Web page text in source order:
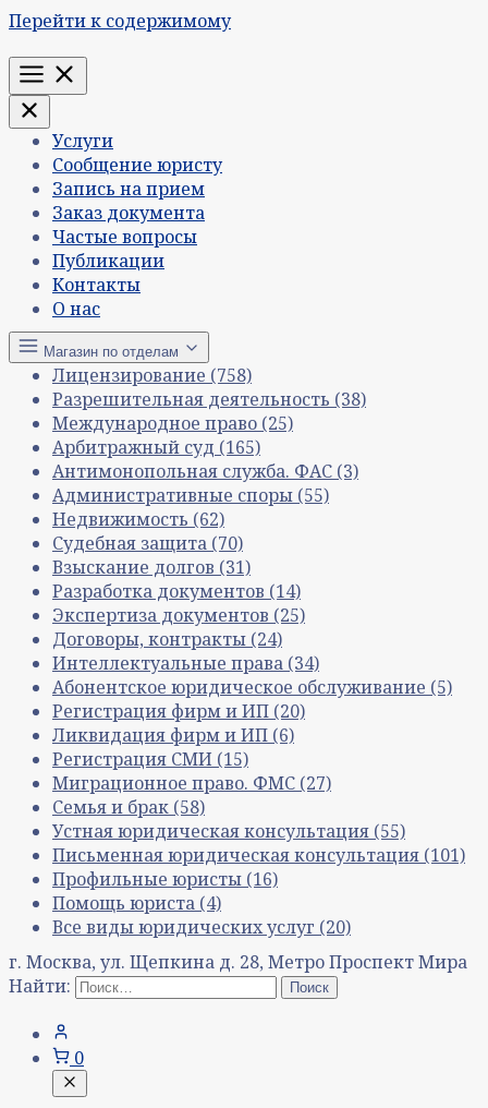
Перейти к содержимому
Меню
Услуги
Сообщение юристу
Запись на прием
Заказ документа
Частые вопросы
Публикации
Контакты
О нас
Магазин по отделам
Лицензирование (758)
Разрешительная деятельность (38)
Международное право (25)
Арбитражный суд (165)
Антимонопольная служба. ФАС (3)
Административные споры (55)
Недвижимость (62)
Судебная защита (70)
Взыскание долгов (31)
Разработка документов (14)
Экспертиза документов (25)
Договоры, контракты (24)
Интеллектуальные права (34)
Абонентское юридическое обслуживание (5)
Регистрация фирм и ИП (20)
Ликвидация фирм и ИП (6)
Регистрация СМИ (15)
Миграционное право. ФМС (27)
Семья и брак (58)
Устная юридическая консультация (55)
Письменная юридическая консультация (101)
Профильные юристы (16)
Помощь юриста (4)
Все виды юридических услуг (20)
г. Москва, ул. Щепкина д. 28, Метро Проспект Мира
Найти:
0